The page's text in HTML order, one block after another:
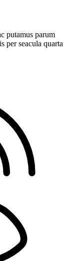
putamus parum
per seacula quarta